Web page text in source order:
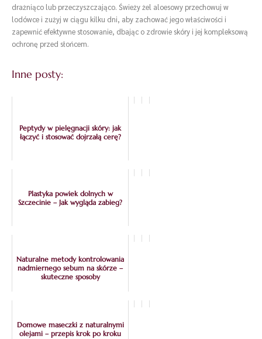
drażniąco lub przeczyszczająco. Świeży żel aloesowy przechowuj w
lodówce i zużyj w ciągu kilku dni, aby zachować jego właściwości i
zapewnić efektywne stosowanie, dbając o zdrowie skóry i jej kompleksową
ochronę przed słońcem.
Inne posty:
Peptydy w pielęgnacji skóry: jak
łączyć i stosować dojrzałą cerę?
Plastyka powiek dolnych w
Szczecinie – Jak wygląda zabieg?
Naturalne metody kontrolowania
nadmiernego sebum na skórze –
skuteczne sposoby
Domowe maseczki z naturalnymi
olejami – przepis krok po kroku